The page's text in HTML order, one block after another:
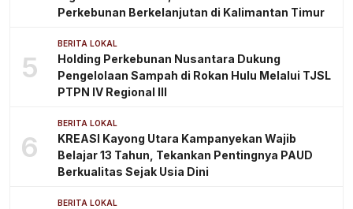
Perkebunan Berkelanjutan di Kalimantan Timur
5
BERITA LOKAL
Holding Perkebunan Nusantara Dukung
Pengelolaan Sampah di Rokan Hulu Melalui TJSL
PTPN IV Regional III
6
BERITA LOKAL
KREASI Kayong Utara Kampanyekan Wajib
Belajar 13 Tahun, Tekankan Pentingnya PAUD
Berkualitas Sejak Usia Dini
BERITA LOKAL